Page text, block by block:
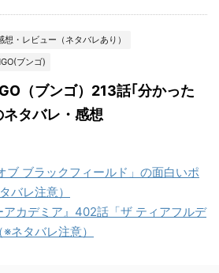
想・レビュー（ネタバレあり）
ブンゴ)
（ブンゴ）213話｢分かった
ネタバレ・感想
ブ ブラックフィールド」の面白いポ
バレ注意）
アカデミア』402話「ザ ティアフルデ
ネタバレ注意）